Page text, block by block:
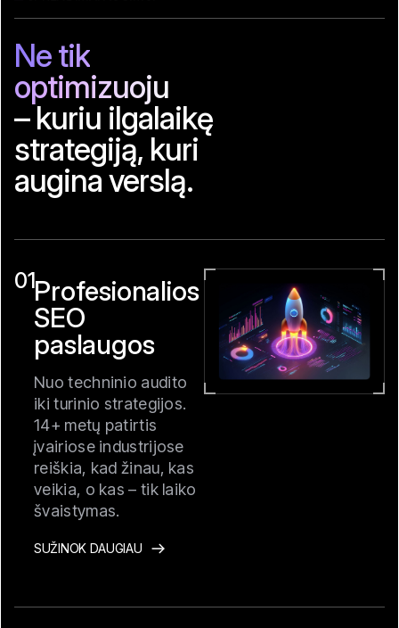
Ne tik
optimizuoju
– kuriu ilgalaikę
strategiją, kuri
augina verslą.
01Profesionalios
SEO
paslaugos
Nuo techninio audito
iki turinio strategijos.
14+ metų patirtis
įvairiose industrijose
reiškia, kad žinau, kas
veikia, o kas – tik laiko
švaistymas.
SUŽINOK DAUGIAU